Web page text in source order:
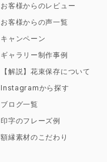
お客様からのレビュー
お客様からの声一覧
キャンペーン
ギャラリー制作事例
【解説】花束保存について
Instagramから探す
ブログ一覧
印字のフレーズ例
額縁素材のこだわり